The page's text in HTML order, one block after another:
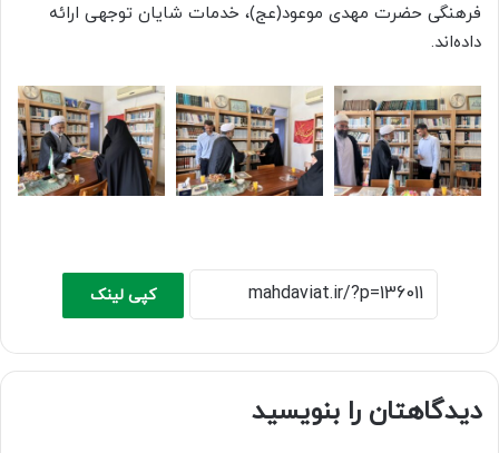
فرهنگی حضرت مهدی موعود(عج)، خدمات شایان توجهی ارائه
داده‌اند.
کپی لینک
دیدگاهتان را بنویسید